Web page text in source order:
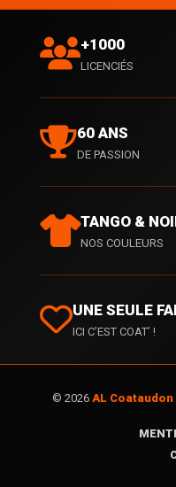
+1000
LICENCIÉS
60 ANS
DE PASSION
TANGO &
NOS COULEURS
UNE SEULE
ICI C’EST COAT’ !
© 2026 AL Coataudon